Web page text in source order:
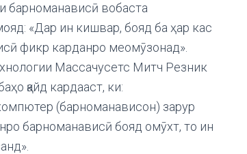
барноманависӣ вобаста
«Дар ин кишвар, бояд ба ҳар кас
фикр карданро меомӯзонад».
Массачусетс Митч Резник
қайд кардааст, ки:
(барноманависон) зарур
барноманависӣ бояд омӯхт, то ин